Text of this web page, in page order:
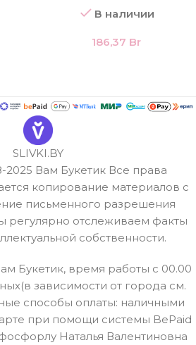
В наличии
186,37 Br
SLIVKI.BY
2025 Вам Букетик Все права
копирование материалов с
письменного разрешения
регулярно отслеживаем факты
собственности.
Букетик, время работы с 00.00
зависимости от города см.
способы оплаты: наличными
при помощи системы BePaid
Наталья Валентиновна